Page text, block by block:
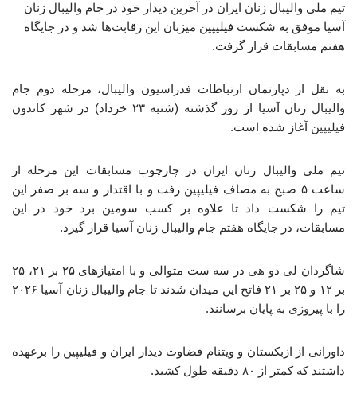
تیم ملی والیبال زنان ایران در آخرین دیدار خود در جام والیبال زنان
آسیا موفق به شکست فیلیپین میزبان این رقابت‌ها شد و در جایگاه
هفتم مسابقات قرار گرفت.
به نقل از دپارتمان ارتباطات فدراسیون والیبال، مرحله دوم جام
والیبال زنان آسیا از روز گذشته (شنبه ۲۳ خرداد) در شهر کاندون
فیلیپین آغاز شده است.
تیم ملی والیبال زنان ایران در چارچوب مسابقات این مرحله از
ساعت ۵ صبح به مصاف فیلیپین رفت و با اقتدار و سه بر صفر این
تیم را شکست داد تا علاوه بر کسب سومین برد خود در این
مسابقات، در جایگاه هفتم جام والیبال زنان آسیا قرار گیرد.
شاگردان لی دو هی در سه ست متوالی و با امتیازهای ۲۵ بر ۲۱، ۲۵
بر ۱۲ و ۲۵ بر ۲۱ فاتح این میدان شدند تا جام والیبال زنان آسیا ۲۰۲۶
را با پیروزی به پایان برسانند.
داورانی از ازبکستان و ویتنام قضاوت دیدار ایران و فیلیپین را برعهده
داشتند که کمتر از ۸۰ دقیقه طول کشید.